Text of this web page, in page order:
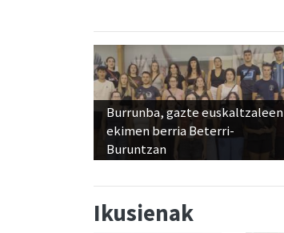
Burrunba, gazte euskaltzaleen
ekimen berria Beterri-
Buruntzan
Ikusienak